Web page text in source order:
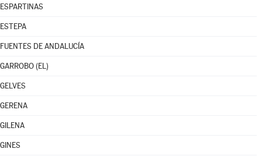
ESPARTINAS
ESTEPA
FUENTES DE ANDALUCÍA
GARROBO (EL)
GELVES
GERENA
GILENA
GINES